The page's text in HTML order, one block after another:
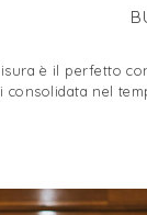
è il perfetto
consolidata nel